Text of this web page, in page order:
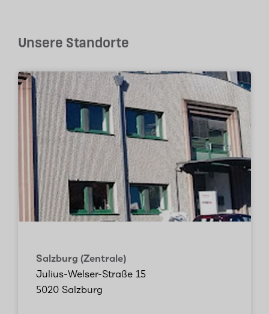
Unsere Standorte
Salzburg (Zentrale)
Julius-Welser-Straße 15
5020 Salzburg